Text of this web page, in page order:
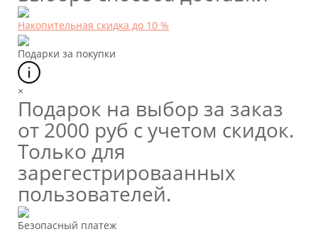
Накопительная скидка до 10 %
Подарки за покупки
×
Подарок на выбор за заказ
от 2000 руб с учетом скидок.
Только для
зарегестрироваанных
пользователей.
Безопасный платеж